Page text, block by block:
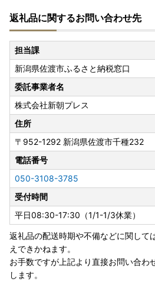
返礼品に関するお問い合わせ先
担当課
新潟県佐渡市ふるさと納税窓口
委託事業者名
株式会社新朝プレス
住所
〒952-1292 新潟県佐渡市千種232
電話番号
050-3108-3785
受付時間
平日08:30-17:30（1/1-1/3休業）
返礼品の配送時期や不備などに関して
えできかねます。
お手数ですが上記より直接お問い合わ
します。